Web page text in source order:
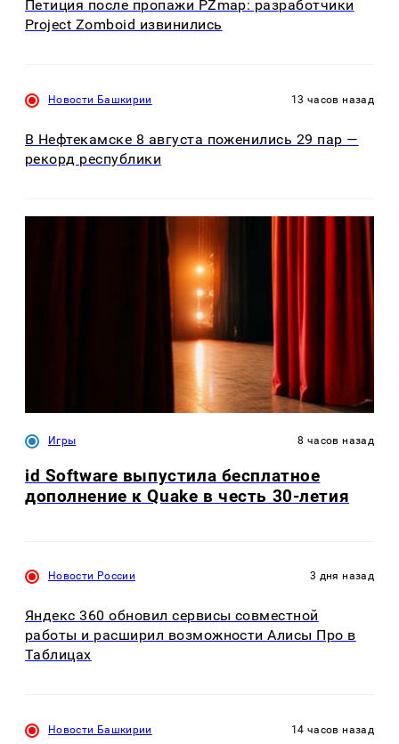
Петиция после пропажи PZmap: разработчики
Project Zomboid извинились
Новости Башкирии 13 часов назад
В Нефтекамске 8 августа поженились 29 пар —
рекорд республики
Игры 8 часов назад
id Software выпустила бесплатное
дополнение к Quake в честь 30-летия
Новости России 3 дня назад
Яндекс 360 обновил сервисы совместной
работы и расширил возможности Алисы Про в
Таблицах
Новости Башкирии 14 часов назад